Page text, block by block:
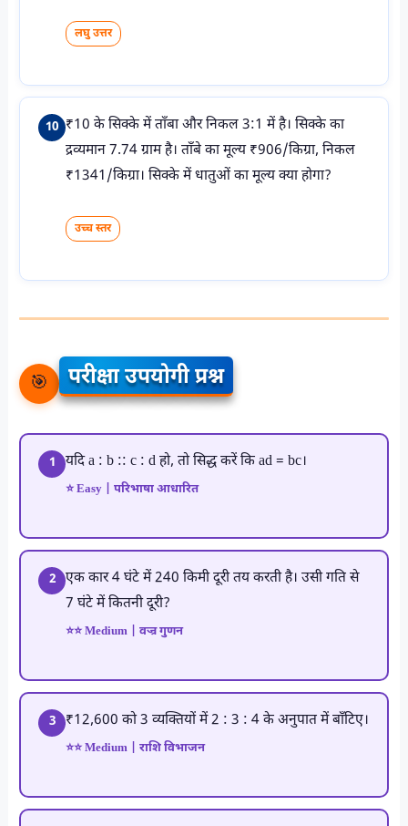
लघु उत्तर
10 ₹10 के सिक्के में ताँबा और निकल 3:1 में है। सिक्के का
द्रव्यमान 7.74 ग्राम है। ताँबे का मूल्य ₹906/किग्रा, निकल
₹1341/किग्रा। सिक्के में धातुओं का मूल्य क्या होगा?
उच्च स्तर
🎯 परीक्षा उपयोगी प्रश्न
1 यदि a : b :: c : d हो, तो सिद्ध करें कि ad = bc।
⭐ Easy | परिभाषा आधारित
2
एक कार 4 घंटे में 240 किमी दूरी तय करती है। उसी गति से
7 घंटे में कितनी दूरी?
⭐⭐ Medium | वज्र गुणन
3 ₹12,600 को 3 व्यक्तियों में 2 : 3 : 4 के अनुपात में बाँटिए।
⭐⭐ Medium | राशि विभाजन